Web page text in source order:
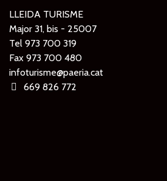
LLEIDA TURISME
Major 31, bis - 25007
Tel 973 700 319
Fax 973 700 480
infoturisme@paeria.cat
669 826 772